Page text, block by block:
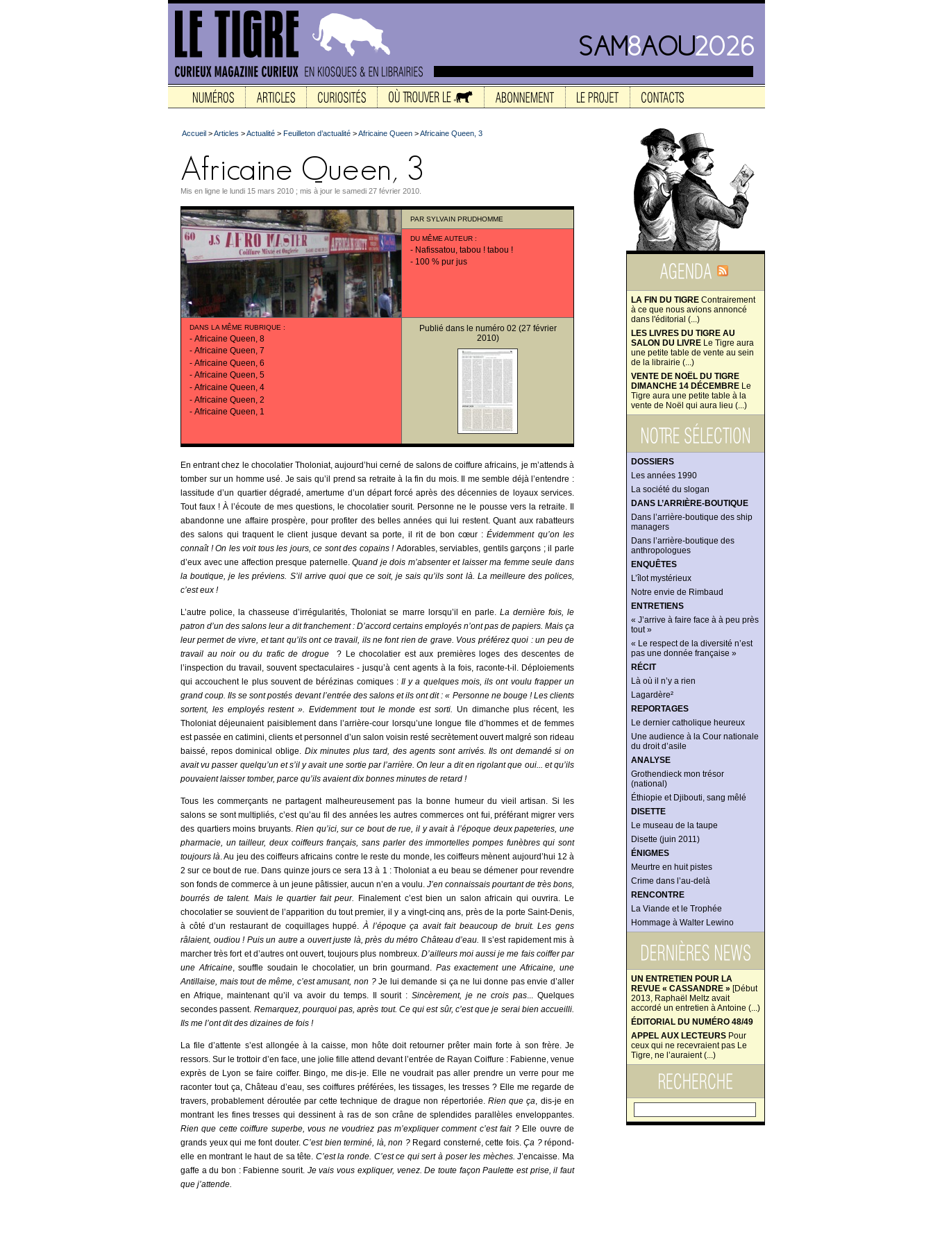
LA FIN DU TIGRE Contrairement
à ce que nous avions annoncé
dans l'éditorial (...)
LES LIVRES DU TIGRE AU
SALON DU LIVRE Le Tigre aura
une petite table de vente au sein
de la librairie (...)
VENTE DE NOËL DU TIGRE
DIMANCHE 14 DÉCEMBRE Le
Tigre aura une petite table à la
vente de Noël qui aura lieu (...)
DOSSIERS
Les années 1990
La société du slogan
DANS L’ARRIÈRE-BOUTIQUE
Dans l’arrière-boutique des ship
managers
Dans l’arrière-boutique des
anthropologues
ENQUÊTES
L’îlot mystérieux
Notre envie de Rimbaud
ENTRETIENS
« J’arrive à faire face à à peu près
tout »
« Le respect de la diversité n’est
pas une donnée française »
RÉCIT
Là où il n’y a rien
Lagardère²
REPORTAGES
Le dernier catholique heureux
Une audience à la Cour nationale
du droit d’asile
ANALYSE
Grothendieck mon trésor
(national)
Éthiopie et Djibouti, sang mêlé
DISETTE
Le museau de la taupe
Disette (juin 2011)
ÉNIGMES
Meurtre en huit pistes
Crime dans l’au-delà
RENCONTRE
La Viande et le Trophée
Hommage à Walter Lewino
UN ENTRETIEN POUR LA
REVUE « CASSANDRE » [Début
2013, Raphaël Meltz avait
accordé un entretien à Antoine (...)
ÉDITORIAL DU NUMÉRO 48/49
APPEL AUX LECTEURS Pour
ceux qui ne recevraient pas Le
Tigre, ne l’auraient (...)
Accueil >Articles >Actualité > Feuilleton d’actualité >Africaine Queen >Africaine Queen, 3
Mis en ligne le lundi 15 mars 2010 ; mis à jour le samedi 27 février 2010.
PAR SYLVAIN PRUDHOMME
DU MÊME AUTEUR :
- Nafissatou, tabou ! tabou !
- 100 % pur jus
DANS LA MÊME RUBRIQUE :
- Africaine Queen, 8
- Africaine Queen, 7
- Africaine Queen, 6
- Africaine Queen, 5
- Africaine Queen, 4
- Africaine Queen, 2
- Africaine Queen, 1
Publié dans le numéro 02 (27 février
2010)
En entrant chez le chocolatier Tholoniat, aujourd’hui cerné de salons de coiffure africains, je m’attends à
tomber sur un homme usé. Je sais qu’il prend sa retraite à la fin du mois. Il me semble déjà l’entendre :
lassitude d’un quartier dégradé, amertume d’un départ forcé après des décennies de loyaux services.
Tout faux ! À l’écoute de mes questions, le chocolatier sourit. Personne ne le pousse vers la retraite. Il
abandonne une affaire prospère, pour profiter des belles années qui lui restent. Quant aux rabatteurs
des salons qui traquent le client jusque devant sa porte, il rit de bon cœur :Évidemment qu’on les
connaît ! On les voit tous les jours, ce sont des copains ! Adorables, serviables, gentils garçons ; il parle
d’eux avec une affection presque paternelle.Quand je dois m’absenter et laisser ma femme seule dans
la boutique, je les préviens. S’il arrive quoi que ce soit, je sais qu’ils sont là. La meilleure des polices,
c’est eux !
L’autre police, la chasseuse d’irrégularités, Tholoniat se marre lorsqu’il en parle. La dernière fois, le
patron d’un des salons leur a dit franchement : D’accord certains employés n’ont pas de papiers. Mais ça
leur permet de vivre, et tant qu’ils ont ce travail, ils ne font rien de grave. Vous préférez quoi : un peu de
travail au noir ou du trafic de drogue
? Le chocolatier est aux premières loges des descentes de
l’inspection du travail, souvent spectaculaires - jusqu’à cent agents à la fois, raconte-t-il. Déploiements
qui accouchent le plus souvent de bérézinas comiques : Il y a quelques mois, ils ont voulu frapper un
grand coup. Ils se sont postés devant l’entrée des salons et ils ont dit : « Personne ne bouge ! Les clients
sortent, les employés restent ». Evidemment tout le monde est sorti. Un dimanche plus récent, les
Tholoniat déjeunaient paisiblement dans l’arrière-cour lorsqu’une longue file d’hommes et de femmes
est passée en catimini, clients et personnel d’un salon voisin resté secrètement ouvert malgré son rideau
baissé, repos dominical oblige. Dix minutes plus tard, des agents sont arrivés. Ils ont demandé si on
avait vu passer quelqu’un et s’il y avait une sortie par l’arrière. On leur a dit en rigolant que oui... et qu’ils
pouvaient laisser tomber, parce qu’ils avaient dix bonnes minutes de retard !
Tous les commerçants ne partagent malheureusement pas la bonne humeur du vieil artisan. Si les
salons se sont multipliés, c’est qu’au fil des années les autres commerces ont fui, préférant migrer vers
des quartiers moins bruyants. Rien qu’ici, sur ce bout de rue, il y avait à l’époque deux papeteries, une
pharmacie, un tailleur, deux coiffeurs français, sans parler des immortelles pompes funèbres qui sont
toujours là. Au jeu des coiffeurs africains contre le reste du monde, les coiffeurs mènent aujourd’hui 12 à
2 sur ce bout de rue. Dans quinze jours ce sera 13 à 1 : Tholoniat a eu beau se démener pour revendre
son fonds de commerce à un jeune pâtissier, aucun n’en a voulu. J’en connaissais pourtant de très bons,
bourrés de talent. Mais le quartier fait peur.
Finalement c’est bien un salon africain qui ouvrira. Le
chocolatier se souvient de l’apparition du tout premier, il y a vingt-cinq ans, près de la porte Saint-Denis,
à côté d’un restaurant de coquillages huppé.À l’époque ça avait fait beaucoup de bruit. Les gens
râlaient, oudiou ! Puis un autre a ouvert juste là, près du métro Château d’eau.
Il s’est rapidement mis à
marcher très fort et d’autres ont ouvert, toujours plus nombreux. D’ailleurs moi aussi je me fais coiffer par
une Africaine, souffle soudain le chocolatier, un brin gourmand. Pas exactement une Africaine, une
Antillaise, mais tout de même, c’est amusant, non ?Je lui demande si ça ne lui donne pas envie d’aller
en Afrique, maintenant qu’il va avoir du temps. Il sourit : Sincèrement, je ne crois pas... Quelques
secondes passent. Remarquez, pourquoi pas, après tout. Ce qui est sûr, c’est que je serai bien accueilli.
Ils me l’ont dit des dizaines de fois !
La file d’attente s’est allongée à la caisse, mon hôte doit retourner prêter main forte à son frère. Je
ressors. Sur le trottoir d’en face, une jolie fille attend devant l’entrée de Rayan Coiffure : Fabienne, venue
exprès de Lyon se faire coiffer. Bingo, me dis-je. Elle ne voudrait pas aller prendre un verre pour me
raconter tout ça, Château d’eau, ses coiffures préférées, les tissages, les tresses ? Elle me regarde de
travers, probablement déroutée par cette technique de drague non répertoriée. Rien que ça, dis-je en
montrant les fines tresses qui dessinent à ras de son crâne de splendides parallèles enveloppantes.
Rien que cette coiffure superbe, vous ne voudriez pas m’expliquer comment c’est fait ? Elle ouvre de
grands yeux qui me font douter. C’est bien terminé, là, non ?Regard consterné, cette fois. Ça ? répond-
elle en montrant le haut de sa tête. C’est la ronde. C’est ce qui sert à poser les mèches.J’encaisse. Ma
gaffe a du bon : Fabienne sourit. Je vais vous expliquer, venez. De toute façon Paulette est prise, il faut
que j’attende.